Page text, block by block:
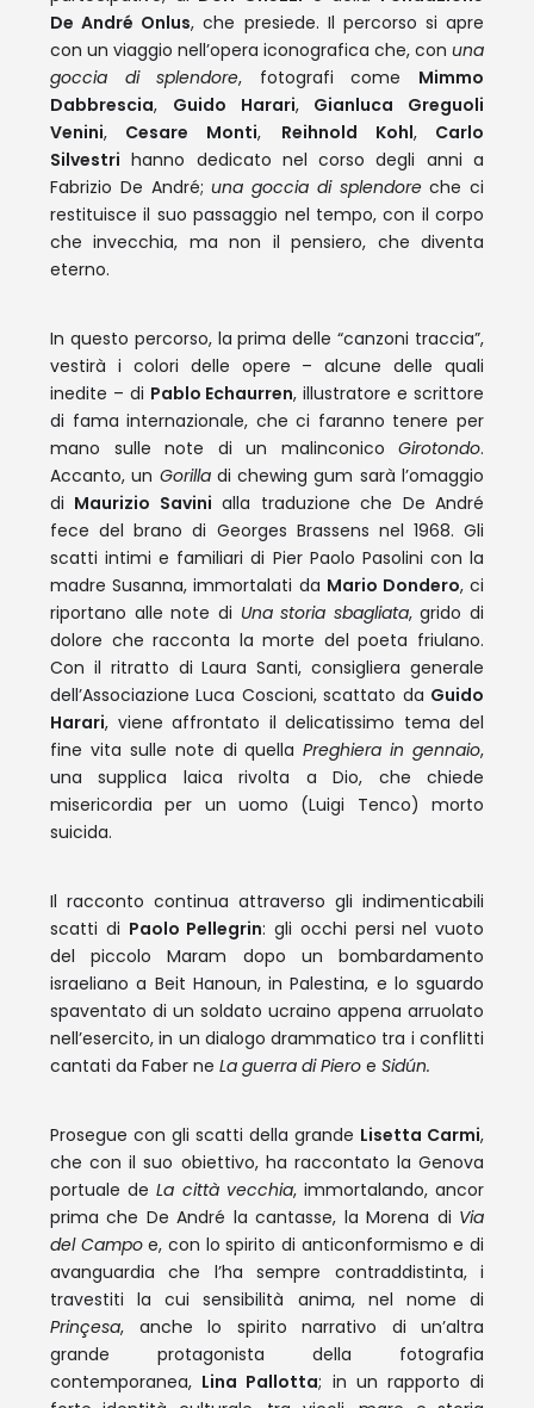
De André Onlus, che presiede. Il percorso si apre
con un viaggio nell’opera iconografica che, con una
goccia di splendore, fotografi come Mimmo
Dabbrescia, Guido Harari, Gianluca Greguoli
Venini, Cesare Monti, Reihnold Kohl,Carlo
Silvestri hanno dedicato nel corso degli anni a
Fabrizio De André;una goccia di splendoreche ci
restituisce il suo passaggio nel tempo, con il corpo
che invecchia, ma non il pensiero, che diventa
eterno.
In questo percorso, la prima delle “canzoni traccia”,
vestirà i colori delle opere – alcune delle quali
inedite – di Pablo Echaurren, illustratore e scrittore
di fama internazionale, che ci faranno tenere per
mano sulle note di un malinconico Girotondo.
Accanto, un Gorilladi chewing gum sarà l’omaggio
di Maurizio Savini alla traduzione che De André
fece del brano di Georges Brassens nel 1968. Gli
scatti intimi e familiari di Pier Paolo Pasolini con la
madre Susanna, immortalati da Mario Dondero, ci
riportano alle note di Una storia sbagliata, grido di
dolore che racconta la morte del poeta friulano.
Con il ritratto di Laura Santi, consigliera generale
dell’Associazione Luca Coscioni, scattato da Guido
Harari, viene affrontato il delicatissimo tema del
fine vita sulle note di quellaPreghiera in gennaio,
una supplica laica rivolta a Dio, che chiede
misericordia per un uomo (Luigi Tenco) morto
suicida.
Il racconto continua attraverso gli indimenticabili
scatti di Paolo Pellegrin: gli occhi persi nel vuoto
del piccolo Maram dopo un bombardamento
israeliano a Beit Hanoun, in Palestina, e lo sguardo
spaventato di un soldato ucraino appena arruolato
nell’esercito, in un dialogo drammatico tra i conflitti
cantati da Faber ne La guerra di Piero e Sidún.
Prosegue con gli scatti della grande Lisetta Carmi,
che con il suo obiettivo, ha raccontato la Genova
portuale deLa città vecchia, immortalando, ancor
prima che De André la cantasse, la Morena di Via
del Campoe, con lo spirito di anticonformismo e di
avanguardia che l’ha sempre contraddistinta, i
travestiti la cui sensibilità anima, nel nome di
Prinçesa, anche lo spirito narrativo di un’altra
grande protagonista della fotografia
contemporanea, Lina Pallotta; in un rapporto di